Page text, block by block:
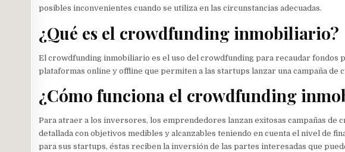
posibles inconvenientes cuando se utiliza en las circunstancias adecuadas.
¿Qué es el crowdfunding inmobiliario?
El crowdfunding inmobiliario es el uso del crowdfunding para recaudar fondos
plataformas online y offline que permiten a las startups lanzar una campaña de
¿Cómo funciona el crowdfunding
Para atraer a los inversores, los emprendedores lanzan exitosas campañas de
detallada con objetivos medibles y alcanzables teniendo en cuenta el nivel de
para sus startups, éstas reciben la inversión de las partes interesadas que